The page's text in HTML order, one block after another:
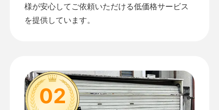
様が安心してご依頼いただける低価格サービス
を提供しています。
02